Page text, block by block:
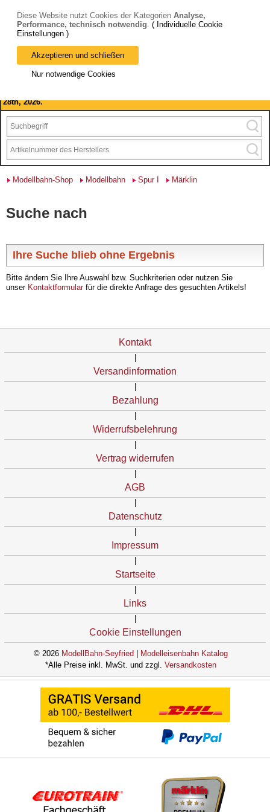
Bitte beachten Sie: wir machen Betriebsferien, vom 03. bis 28.
August 2026 haben wir geschlossen.
28th, 2026.
Modellbahn-Shop Modellbahn Spur I Märklin
Suche nach
Ihre Suche blieb ohne Ergebnis
Bitte ändern Sie Ihre Auswahl bzw. Suchkriterien oder nutzen Sie
unser Kontaktformularfür die direkte Anfrage des gesuchten Artikels!
Kontakt
Versandinformation
Bezahlung
Widerrufsbelehrung
Vertrag widerrufen
AGB
Datenschutz
Impressum
Startseite
Links
Cookie Einstellungen
© 2026 ModellBahn-Seyfried
Modelleisenbahn Katalog
*Alle Preise inkl. MwSt. und zzgl. Versandkosten
Diese Website nutzt Cookies der Kategorien Analyse,
Performance, technisch notwendig. ( Individuelle Cookie
Einstellungen )
Akzeptieren und schließen
Nur notwendige Cookies